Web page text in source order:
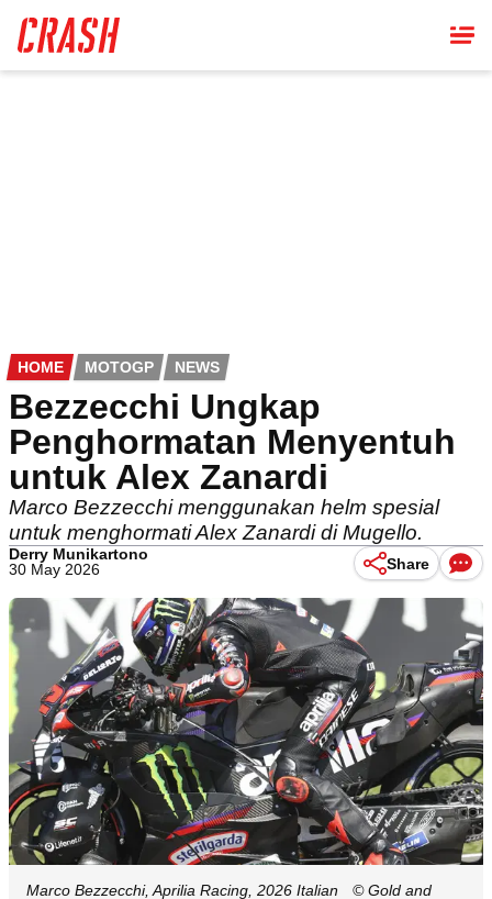
main
content
HOME MOTOGP NEWS
Bezzecchi Ungkap
Penghormatan Menyentuh
untuk Alex Zanardi
Marco Bezzecchi menggunakan helm spesial
untuk menghormati Alex Zanardi di Mugello.
Derry Munikartono
30 May 2026
Share
Marco Bezzecchi, Aprilia Racing, 2026 Italian
© Gold and